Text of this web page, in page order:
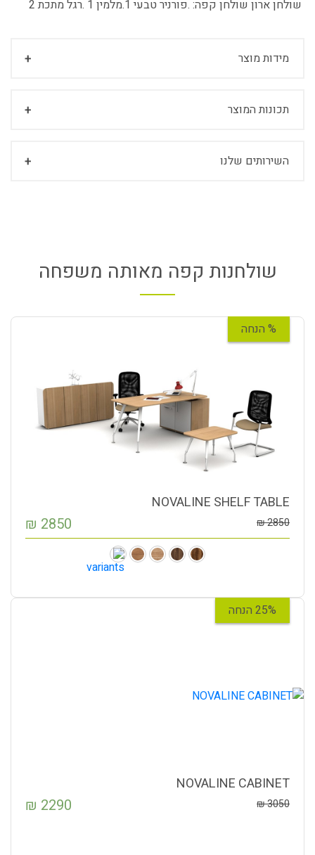
שולחן ארון שולחן קפה: .פורניר טבעי 1.מלמין 1 .רגל מתכת 2
מידות מוצר
תכונות המוצר
השירותים שלנו
שולחנות קפה מאותה משפחה
% הנחה
NOVALINE SHELF TABLE
2850
₪
2850
₪
25% הנחה
NOVALINE CABINET
3050
₪
2290
₪